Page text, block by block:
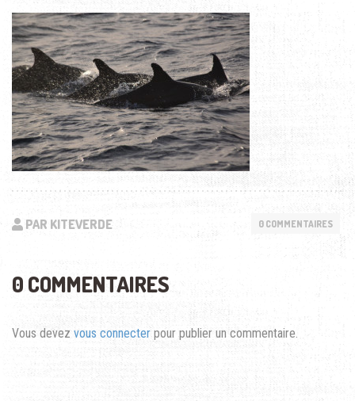
PAR KITEVERDE 0 COMMENTAIRES
0 COMMENTAIRES
Vous devez vous connecter pour publier un commentaire.